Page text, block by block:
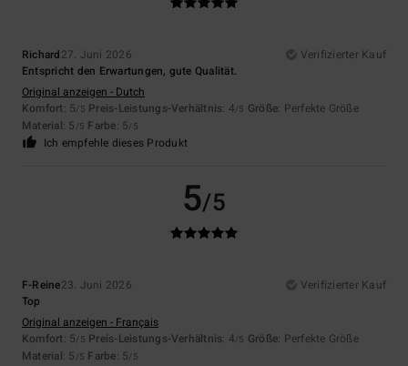
Richard27. Juni 2026
Verifizierter Kauf
Entspricht den Erwartungen, gute Qualität.
Original anzeigen - Dutch
Komfort: 5/5 Preis-Leistungs-Verhältnis: 4/5 Größe: Perfekte Größe
Material: 5 /5 Farbe: 5/5
Ich empfehle dieses Produkt
5/5
F-Reine23. Juni 2026
Verifizierter Kauf
Top
Original anzeigen - Français
Komfort: 5/5 Preis-Leistungs-Verhältnis: 4/5 Größe: Perfekte Größe
Material: 5 /5 Farbe: 5/5